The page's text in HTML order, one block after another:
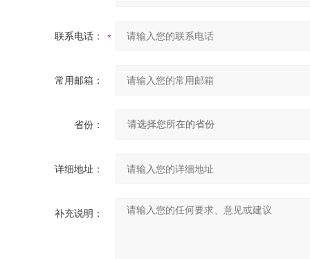
联系电话：
常用邮箱：
省份：
详细地址：
补充说明：